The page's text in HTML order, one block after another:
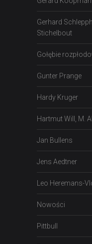
Gerhard
Stichelbout
Gołębie
Gunter Prange
Hardy Kruger
Hartmut Will, M.
Jan Bullens
Jens Aedtner
Leo Heremans-
Nowości
Pittbull